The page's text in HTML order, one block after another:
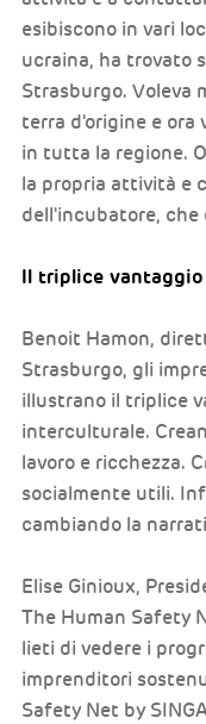
esibiscono in vari
ucraina, ha trovato
Strasburgo. Voleva
terra d'origine e
in tutta la regione.
la propria attività e
dell'incubatore, che
Il triplice
Benoit Hamon,
Strasburgo, gli
illustrano il triplice
interculturale.
lavoro e ricchezza.
socialmente utili.
cambiando la
Elise Ginioux,
The Human Safety
lieti di vedere i
imprenditori
Safety Net by